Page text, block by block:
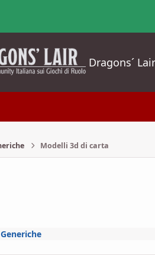
Dragons´ Lair
Modelli 3d di carta